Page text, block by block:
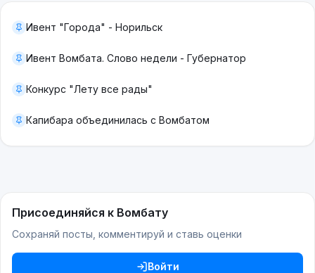
Ивент "Города" - Норильск
Ивент Вомбата. Слово недели - Губернатор
Конкурс "Лету все рады"
Капибара объединилась с Вомбатом
Присоединяйся к Вомбату
Сохраняй посты, комментируй и ставь оценки
Войти